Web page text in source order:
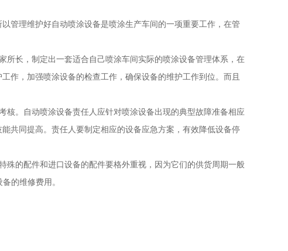
管理维护好自动喷涂设备是喷涂生产车间的一项重要工作，在管
长，制定出一套适合自己喷涂车间实际的喷涂设备管理体系，在
作，加强喷涂设备的检查工作，确保设备的维护工作到位。而且
。自动喷涂设备责任人应针对喷涂设备出现的典型故障准备相应
共同提高。责任人要制定相应的设备应急方案，有效降低设备停
的配件和进口设备的配件要格外重视，因为它们的供货周期一般
的维修费用。